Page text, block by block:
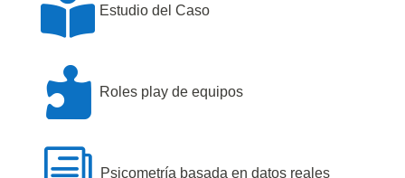
Estudio del Caso
 Roles play de equipos
Psicometría basada en datos reales